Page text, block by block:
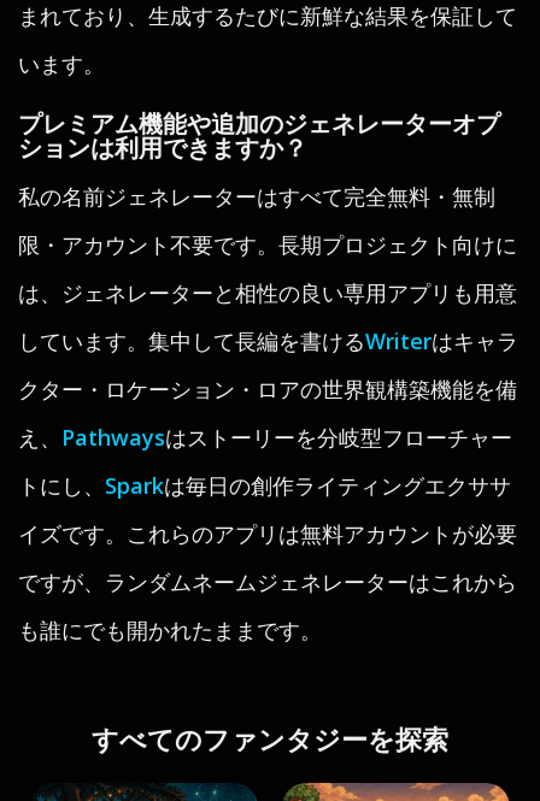
まれており、生成するたびに新鮮な結果を保証して
います。
プレミアム機能や追加のジェネレーターオプ
ションは利用できますか？
私の名前ジェネレーターはすべて完全無料・無制
限・アカウント不要です。長期プロジェクト向けに
は、ジェネレーターと相性の良い専用アプリも用意
しています。集中して長編を書けるWriterはキャラ
クター・ロケーション・ロアの世界観構築機能を備
え、 Pathwaysはストーリーを分岐型フローチャー
トにし、 Sparkは毎日の創作ライティングエクササ
イズです。これらのアプリは無料アカウントが必要
ですが、ランダムネームジェネレーターはこれから
も誰にでも開かれたままです。
すべてのファンタジーを探索